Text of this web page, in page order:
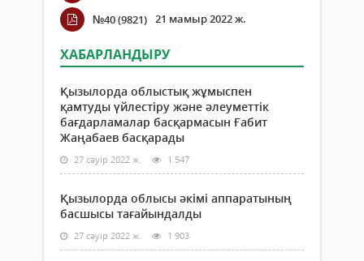
№40 (9821) 21 мамыр 2022 ж.
ХАБАРЛАНДЫРУ
Қызылорда облыстық жұмыспен
қамтуды үйлестіру және әлеуметтік
бағдарламалар басқармасын Ғабит
Жаңабаев басқарады
27 сәуір 2022 ж. 1 547
Қызылорда облысы әкімі аппаратының
басшысы тағайындалды
27 сәуір 2022 ж. 1 903